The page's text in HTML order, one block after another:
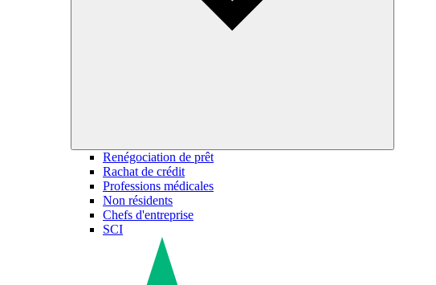
Renégociation de prêt
Rachat de crédit
Professions médicales
Non résidents
Chefs d'entreprise
SCI